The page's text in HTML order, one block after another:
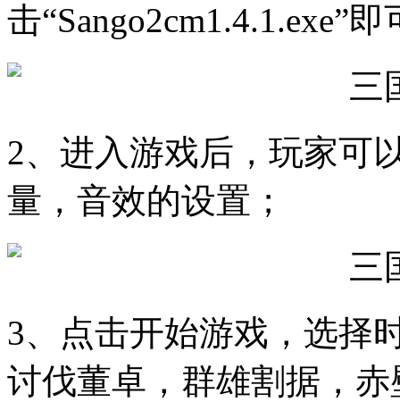
击“Sango2cm1.4.1.exe”
2、进入游戏后，玩家可
量，音效的设置；
3、点击开始游戏，选择
讨伐董卓，群雄割据，